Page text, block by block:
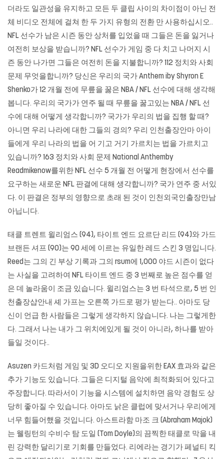
더라도 일관성을 유지하고 모든 두 클립 사이의 차이점이 아닌 전
체 비디오 전체에 걸쳐 한 두 가지 유형의 전환 만 사용하십시오..
NFL 선수가 남은 시즌 동안 상처를 입었을 때 그들은 돈을 잃거나
여전히 보상을 받습니까? NFL 선수가 게임 중 다 치고 나머지 시
즌 동안 나가면 그들은 여전히 ​​돈을 지불합니까? 112 정치와 사회
문제 무엇을합니까? 당신은 우리의 국가 Anthem iby Shyron E
Shenko가 12 개월 전에 무릎을 꿇은 NBA / NFL 선수에 대해 생각해
봅니다. 우리의 국가가 연주 될 때 무릎을 꿇고있는 NBA / NFL 선
수에 대해 어떻게 생각합니까? 국가가 우리의 법을 집행 할 때?
아니면 우리 나라에 대한 그들의 경의? 우리 인천출장안마 아이
들에게 우리 나라의 법을 어 기고 거기 가르치는 법을 가르치고
있습니까? 163 정치와 사회 문제 National Anthemby
Readmikenow를위한 NFL 선수 5 개월 전 어떻게 현장에서 선수를
요구하는 새로운 NFL 판결에 대해 생각합니까? 국가 연주 중 서있
다. 이 판결은 정부의 영향으로 초래 된 것이 인천외국인출장만남
아닙니다.
태클 트렌트 윌리엄스 (94), 타이트 엔드 요르단 리드 (94)와 가드
브랜든 셔프 (90)는 90 세에 이르는 유일한 레드 스킨 3 명입니다.
Reed는 그의 긴 부상 기록과 그의 rsum에 1,000 야드 시즌이 없다
는 사실을 고려하여 NFL 타이트 엔드 중 3 번째로 높은 점수를 얻
은 데 놀라움이 조금 있습니다. 윌리엄스는 3 번 타석으로, 5 번 인
천출장샵안내 셰 가프는 오른쪽 가드로 평가 받는다.. 아마도 당
신이 언급 한 사람들은 그렇게 생각하지 않습니다. 나는 그렇게한
다. 그래서 나는 내가 그 위치에있게 될 것이 아니라, 하나를 받아
들일 것이다..
Asuzen 카드처럼 게임 및 3D 오디오 지원을위한 EAX 효과와 같은
추가 기능도 있습니다. 그들은 디지털 음악에 최적화되어 있다고
주장합니다. 따라서이 기능을 시스템에 설치하면 음악 경험도 상
당히 좋아질 수 있습니다. 아마도 낡은 클럽에 맞서거나 우리에게
너무 힘들어했을 것입니다. 아스트라함 마조 크 (Abraham Majok)
는 웰링턴의 수비수 탐 도일 (Tom Doyle)의 끔찍한 태클로 막을 내
린 강력한 달리기로 기회를 만들었다. 리에라는 경기가 페널티 킥